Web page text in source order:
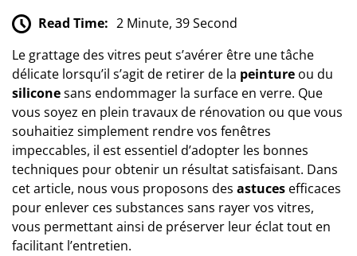
Read Time: 2 Minute, 39 Second
Le grattage des vitres peut s’avérer être une tâche
délicate lorsqu’il s’agit de retirer de la peinture ou du
siliconesans endommager la surface en verre. Que
vous soyez en plein travaux de rénovation ou que vous
souhaitiez simplement rendre vos fenêtres
impeccables, il est essentiel d’adopter les bonnes
techniques pour obtenir un résultat satisfaisant. Dans
cet article, nous vous proposons des astuces efficaces
pour enlever ces substances sans rayer vos vitres,
vous permettant ainsi de préserver leur éclat tout en
facilitant l’entretien.